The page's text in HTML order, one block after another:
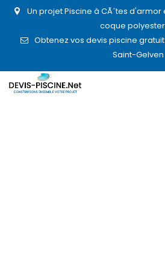
Un projet Piscine à CÃ´tes
coque
Obtenez vos devis piscine
Saint-Gelven